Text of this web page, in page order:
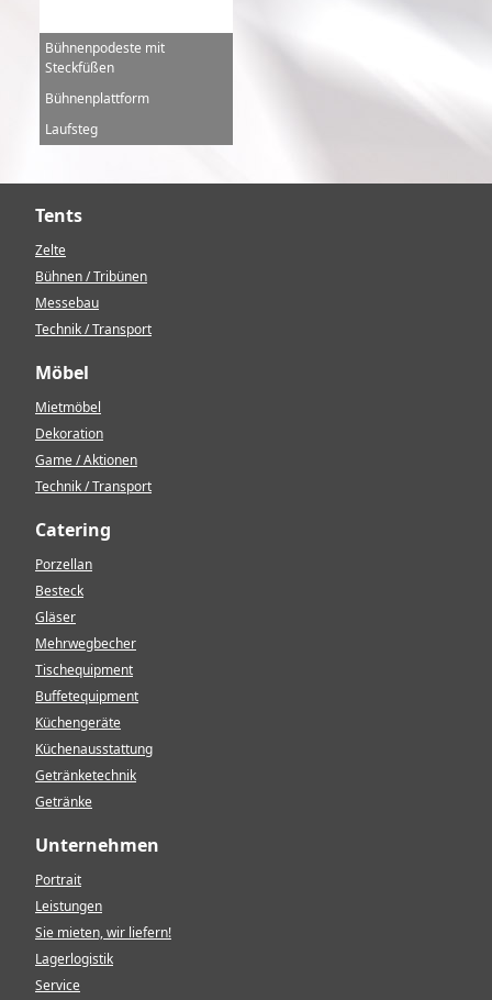
Bühnenpodeste mit
Steckfüßen
Bühnenplattform
Laufsteg
Tents
Zelte
Bühnen / Tribünen
Messebau
Technik / Transport
Möbel
Mietmöbel
Dekoration
Game / Aktionen
Technik / Transport
Catering
Porzellan
Besteck
Gläser
Mehrwegbecher
Tischequipment
Buffetequipment
Küchengeräte
Küchenausstattung
Getränketechnik
Getränke
Unternehmen
Portrait
Leistungen
Sie mieten, wir liefern!
Lagerlogistik
Service